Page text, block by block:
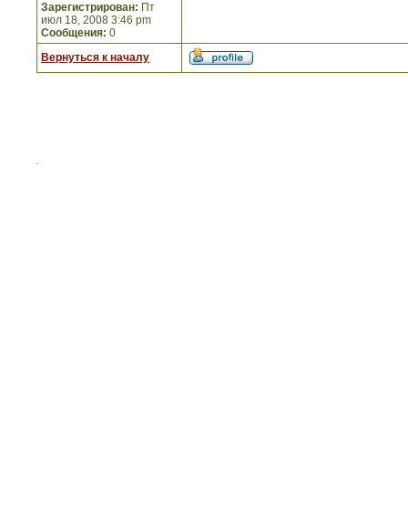
Зарегистрирован: Пт
июл 18, 2008 3:46 pm
Сообщения: 0
Вернуться к началу